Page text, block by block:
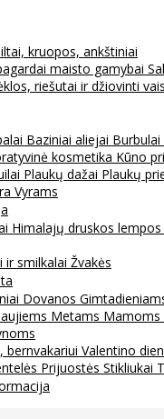
kruopos, ankštiniai
maisto gamybai
riešutai ir džiovinti
Baziniai aliejai Burbulai
kosmetika Kūno
Plaukų dažai Plaukų
Vyrams
Himalajų druskos lempos
ir smilkalai Žvakės
Dovanos
Metams Mamoms
bernvakariui Valentino
Prijuostės Stikliukai